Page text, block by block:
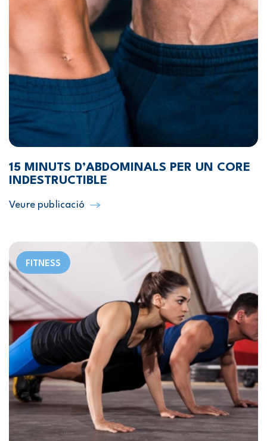
15 MINUTS D’ABDOMINALS PER UN CORE
INDESTRUCTIBLE
Veure publicació
FITNESS